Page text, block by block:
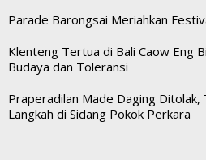
Parade Barongsai Meriahkan
Klenteng Tertua di Bali Caow Eng
Budaya dan Toleransi
Praperadilan Made Daging Ditolak,
Langkah di Sidang Pokok Perkara